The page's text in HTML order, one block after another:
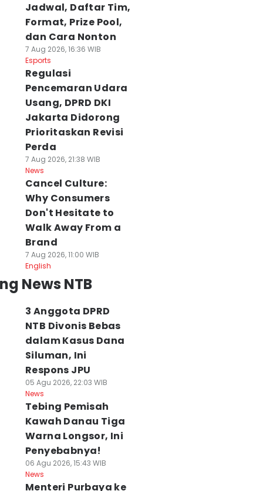
Jadwal, Daftar Tim,
Format, Prize Pool,
dan Cara Nonton
7 Aug 2026, 16:36 WIB
Esports
Regulasi
Pencemaran Udara
Usang, DPRD DKI
Jakarta Didorong
Prioritaskan Revisi
Perda
7 Aug 2026, 21:38 WIB
News
Cancel Culture:
Why Consumers
Don't Hesitate to
Walk Away From a
Brand
7 Aug 2026, 11:00 WIB
English
News NTB
3 Anggota DPRD
NTB Divonis Bebas
dalam Kasus Dana
Siluman, Ini
Respons JPU
05 Agu 2026, 22:03 WIB
News
Tebing Pemisah
Kawah Danau Tiga
Warna Longsor, Ini
Penyebabnya!
06 Agu 2026, 15:43 WIB
News
Menteri Purbaya ke